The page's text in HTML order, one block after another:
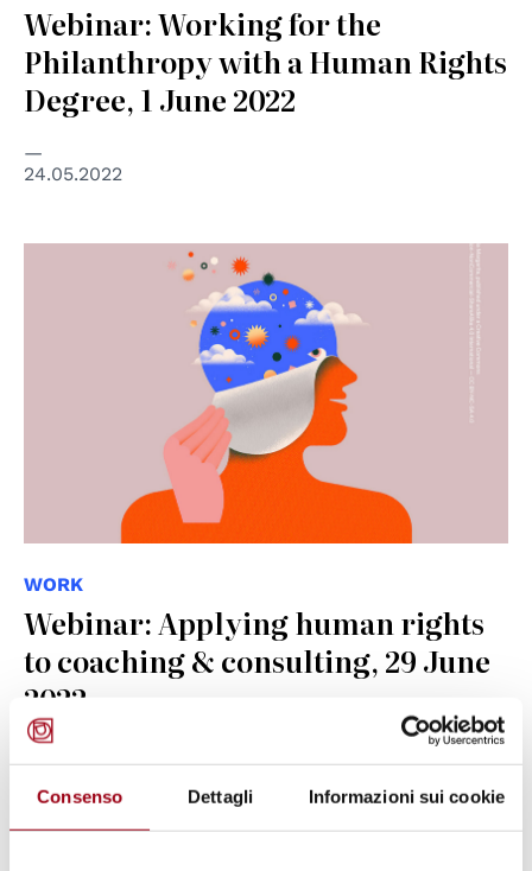
Consenso Dettagli Informazioni sui cookie
Webinar: Working for the
Philanthropy with a Human Rights
Degree, 1 June 2022
24.05.2022
© Alessia Margarita
WORK
Webinar: Applying human rights
to coaching & consulting, 29 June
2022
25.07.2025